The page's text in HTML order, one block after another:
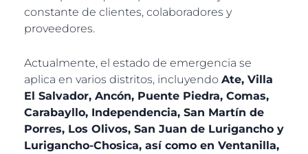
constante de clientes, colaboradores y
proveedores.
Actualmente, el estado de emergencia se
aplica en varios distritos, incluyendo Ate, Villa
El Salvador, Ancón, Puente Piedra, Comas,
Carabayllo, Independencia, San Martín de
Porres, Los Olivos, San Juan de Lurigancho y
Lurigancho-Chosica, así como en Ventanilla,